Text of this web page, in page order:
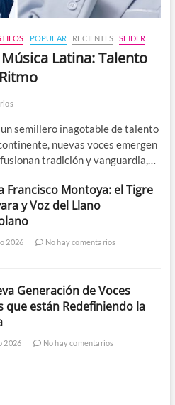
POPULAR RECIENTES SLIDER
Latina: Talento
semillero inagotable de talento
nuevas voces emergen
tradición y vanguardia,…
Francisco Montoya: el Tigre
y Voz del Llano
2026 No hay comentarios
Generación de Voces
que están Redefiniendo la
2026 No hay comentarios